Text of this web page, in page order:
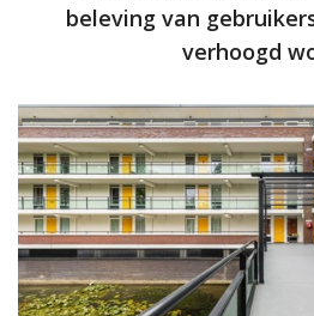
beleving van
verhoogd